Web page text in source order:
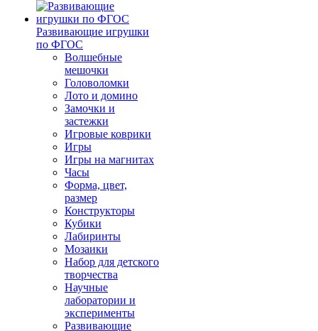
Развивающие игрушки
по ФГОС
Волшебные
мешочки
Головоломки
Лото и домино
Замочки и
застежки
Игровые коврики
Игры
Игры на магнитах
Часы
Форма, цвет,
размер
Конструкторы
Кубики
Лабиринты
Мозаики
Набор для детского
творчества
Научные
лаборатории и
эксперименты
Развивающие